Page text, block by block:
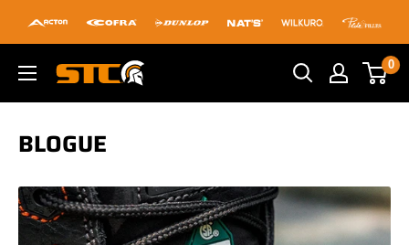
contenu
STC
0
BLOGUE